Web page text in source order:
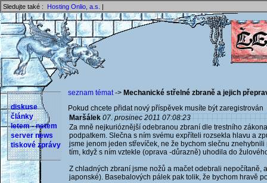
Sledujte také : Hosting Onlio, a.s. |
diskuse
články
letem - netem
server news
tiskové zprávy
seznam témat-> Mechanické střelné zbraně a jejich
Pokud chcete přidat nový příspěvek musíte být
Maršálek 07. prosinec 2011 07:08:23
Za mně nejkurióznější odebranou zbraní dle trestního
podpatkem. Slečna s ním svému expříteli rozsekla hlavu a
jsme jenom jeden střevíček, ne že bychom slečnu
tím, když s ním vztekle (oprava -důrazně) uhodila do
Z chladných zbraní jsme nožů a mačet odebrali nepočítaně,
japonské). Basebalových pálek pak tolik, že bychom hravě